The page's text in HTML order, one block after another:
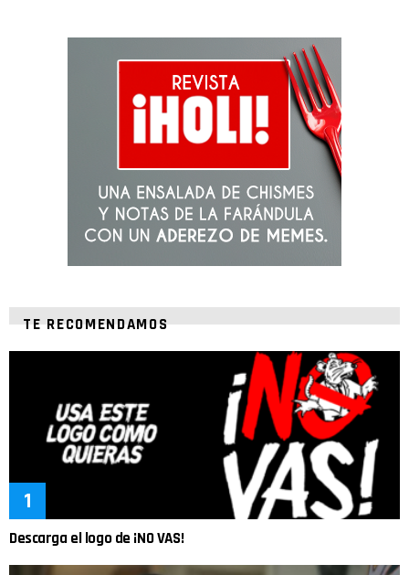
TE RECOMENDAMOS
Descarga el logo de ¡NO VAS!